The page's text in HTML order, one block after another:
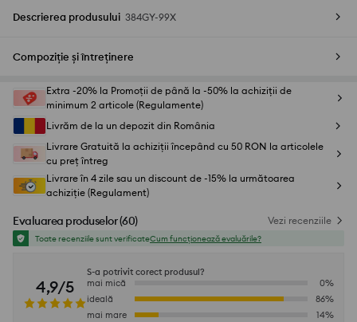
Descrierea produsului 384GY-99X
Compoziție și întreținere
Extra -20% la Promoții de până la -50% la achiziții de
minimum 2 articole (Regulamente)
Livrăm de la un depozit din România
Livrare Gratuită la achiziții începând cu 50 RON la articolele
cu preț întreg
Livrare în 4 zile sau un discount de -15% la următoarea
achiziție (Regulament)
Evaluarea produselor(60) Vezi recenziile
Toate recenziile sunt verificateCum funcționează evaluările?
4,9/5
S-a potrivit corect produsul?
mai mică
0%
ideală
86%
mai mare
14%